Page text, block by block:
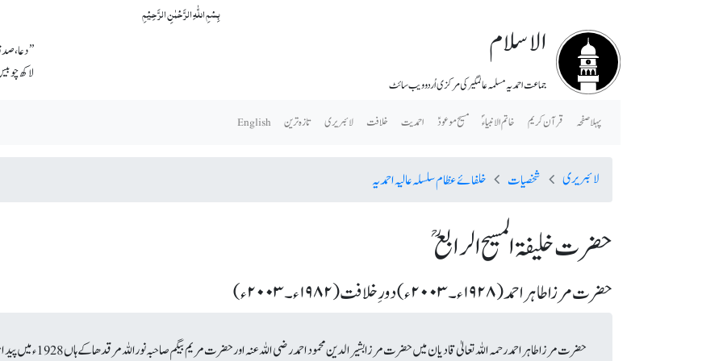
بِسۡمِ اللّٰہِ الرَّحۡمٰنِ الرَّحِیۡمِ
الاسلام
جماعت احمدیہ مسلمہ عالمگیر کی مرکزی اُردو ویب سائٹ
’’دعا،
لاکھ
پہلا صفحہ قرآن کریم خاتم الانبیاء ؐ مسیح موعودؑ احمدیت خلافت لائبریری تازہ ترین English
لائبریری شخصیات خلفائے عظام سلسلہ عالیہ احمدیہ
حضرت خلیفۃ المسیح الرابعؒ
حضرت مرزا طاہر احمد (١٩٢٨ء ۔ ٢٠٠٣ء) دورِ خلافت (١٩٨٢ء ۔ ٢٠٠٣ء)
حضرت مرزا طاہر احمد رحمہ اللہ تعالیٰ قادیان میں حضرت مرزا بشیر الدین محمود